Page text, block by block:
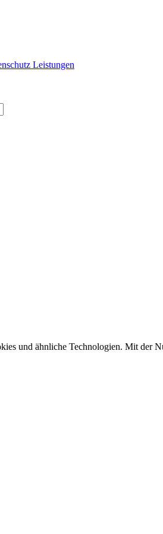
Leistungen
und ähnliche Technologien. Mit der